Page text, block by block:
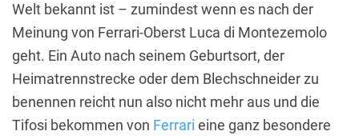
Welt bekannt ist – zumindest wenn es nach der
Meinung von Ferrari-Oberst Luca di Montezemolo
geht. Ein Auto nach seinem Geburtsort, der
Heimatrennstrecke oder dem Blechschneider zu
benennen reicht nun also nicht mehr aus und die
Tifosi bekommen von Ferrari eine ganz besondere